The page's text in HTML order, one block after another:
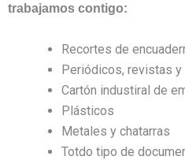
trabajamos contigo:
Recortes de
Periódicos, revistas
Cartón industiral de
Plásticos
Metales y chatarras
Totdo tipo de